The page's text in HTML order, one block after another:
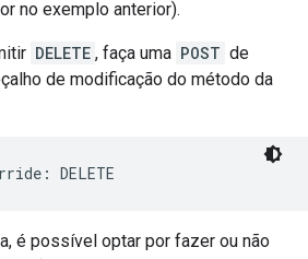
no exemplo anterior).
DELETE , faça uma POST de
de modificação do método da
é possível optar por fazer ou não